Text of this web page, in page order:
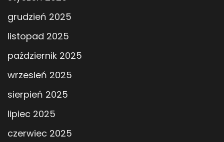
grudzień 2025
listopad 2025
październik 2025
wrzesień 2025
sierpień 2025
lipiec 2025
czerwiec 2025